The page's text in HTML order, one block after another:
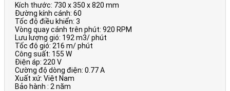
Kích thước: 730 x 350 x 820 mm
Đường kính cánh: 60
Tốc độ điều khiển: 3
Vòng quay cánh trên phút: 920 RPM
Lưu lượng gió: 192 m3/ phút
Tốc độ gió: 216 m/ phút
Công suất: 155 W
Điện áp: 220 V
Cường độ dòng điện: 0.77 A
Xuất xứ: Việt Nam
Bảo hành : 2 năm